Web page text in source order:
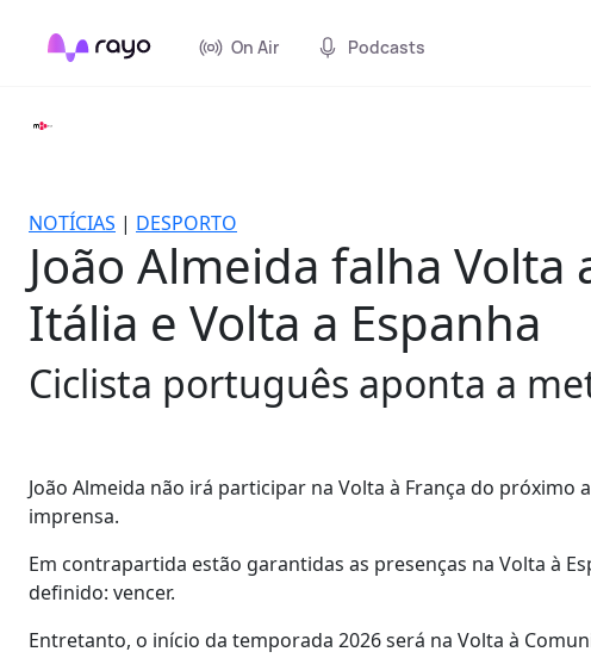
On Air Podcasts
NOTÍCIAS | DESPORTO
João Almeida falha
Itália e Volta a Espanha
Ciclista português aponta a
João Almeida não irá participar na Volta à França do
imprensa.
Em contrapartida estão garantidas as presenças na Volta à
definido: vencer.
Entretanto, o início da temporada 2026 será na Volta à